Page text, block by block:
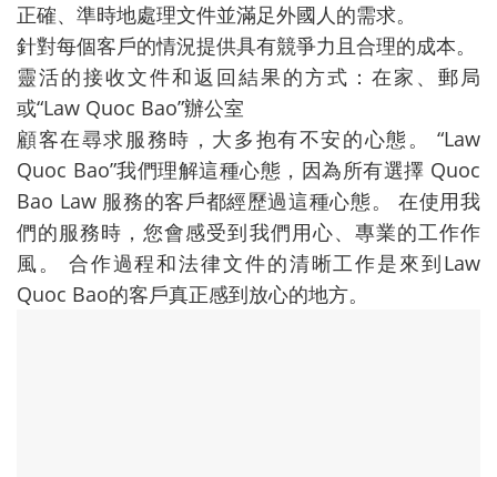
正確、準時地處理文件並滿足外國人的需求。
針對每個客戶的情況提供具有競爭力且合理的成本。
靈活的接收文件和返回結果的方式：在家、郵局
或“Law Quoc Bao”辦公室
顧客在尋求服務時，大多抱有不安的心態。 “Law
Quoc Bao”我們理解這種心態，因為所有選擇 Quoc
Bao Law 服務的客戶都經歷過這種心態。 在使用我
們的服務時，您會感受到我們用心、專業的工作作
風。 合作過程和法律文件的清晰工作是來到Law
Quoc Bao的客戶真正感到放心的地方。